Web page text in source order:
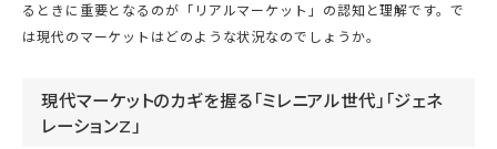
るときに重要となるのが「リアルマーケット」の認知と理解です。で
は現代のマーケットはどのような状況なのでしょうか。
現代マーケットのカギを握る「ミレニアル世代」「ジェネ
レーションZ」